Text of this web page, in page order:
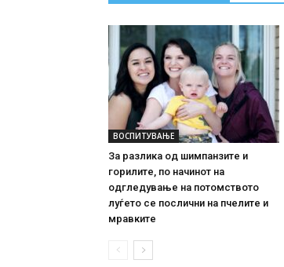
ВОСПИТУВАЊЕ
За разлика од шимпанзите и
горилите, по начинот на
одгледување на потомството
луѓето се послични на пчелите и
мравките